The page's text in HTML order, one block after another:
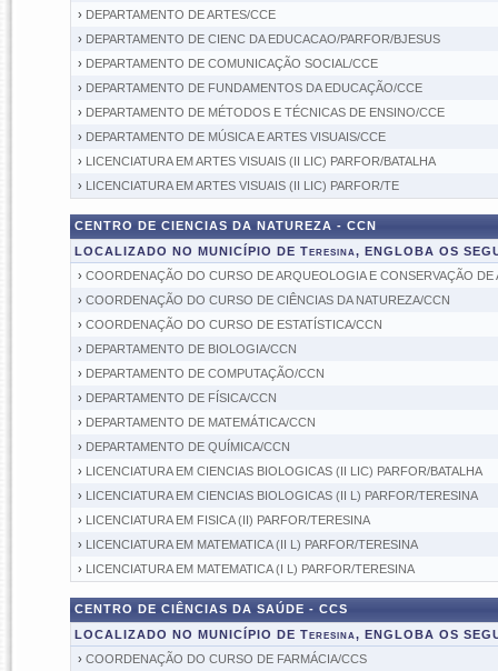
› DEPARTAMENTO DE ARTES/CCE
› DEPARTAMENTO DE CIENC DA EDUCACAO/PARFOR/BJESUS
› DEPARTAMENTO DE COMUNICAÇÃO SOCIAL/CCE
› DEPARTAMENTO DE FUNDAMENTOS DA EDUCAÇÃO/CCE
› DEPARTAMENTO DE MÉTODOS E TÉCNICAS DE ENSINO/CCE
› DEPARTAMENTO DE MÚSICA E ARTES VISUAIS/CCE
› LICENCIATURA EM ARTES VISUAIS (II LIC) PARFOR/BATALHA
› LICENCIATURA EM ARTES VISUAIS (II LIC) PARFOR/TE
CENTRO DE CIENCIAS DA NATUREZA - CCN
LOCALIZADO NO MUNICÍPIO DE Teresina, ENGLOBA OS
› COORDENAÇÃO DO CURSO DE ARQUEOLOGIA E CONSERVAÇÃO DE
› COORDENAÇÃO DO CURSO DE CIÊNCIAS DA NATUREZA/CCN
› COORDENAÇÃO DO CURSO DE ESTATÍSTICA/CCN
› DEPARTAMENTO DE BIOLOGIA/CCN
› DEPARTAMENTO DE COMPUTAÇÃO/CCN
› DEPARTAMENTO DE FÍSICA/CCN
› DEPARTAMENTO DE MATEMÁTICA/CCN
› DEPARTAMENTO DE QUÍMICA/CCN
› LICENCIATURA EM CIENCIAS BIOLOGICAS (II LIC) PARFOR/BATALHA
› LICENCIATURA EM CIENCIAS BIOLOGICAS (II L) PARFOR/TERESINA
› LICENCIATURA EM FISICA (II) PARFOR/TERESINA
› LICENCIATURA EM MATEMATICA (II L) PARFOR/TERESINA
› LICENCIATURA EM MATEMATICA (I L) PARFOR/TERESINA
CENTRO DE CIÊNCIAS DA SAÚDE - CCS
LOCALIZADO NO MUNICÍPIO DE Teresina, ENGLOBA OS
› COORDENAÇÃO DO CURSO DE FARMÁCIA/CCS